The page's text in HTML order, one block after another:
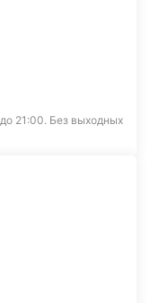
21:00. Без выходных